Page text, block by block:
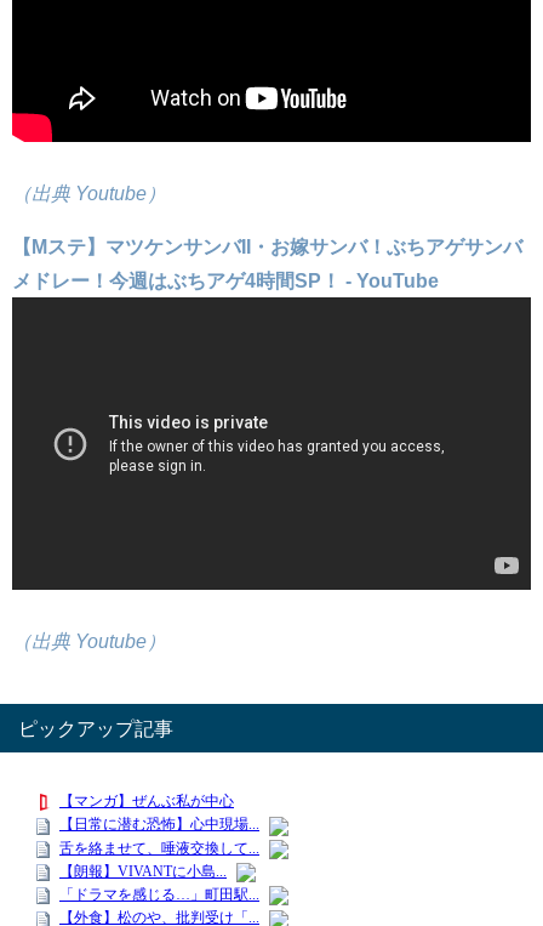
（出典 Youtube）
【Mステ】マツケンサンバII・お嫁サンバ！ぶちアゲサンバ
メドレー！今週はぶちアゲ4時間SP！ - YouTube
（出典 Youtube）
ピックアップ記事